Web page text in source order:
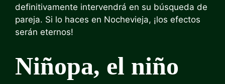
definitivamente intervendrá en su búsqueda de
pareja. Si lo haces en Nochevieja, ¡los efectos
serán eternos!
Niñopa, el niño